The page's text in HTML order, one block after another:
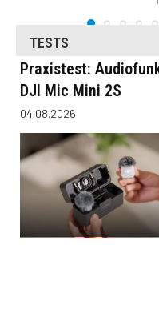
TESTS
Praxistest:
DJI Mic Mini 2S
04.08.2026